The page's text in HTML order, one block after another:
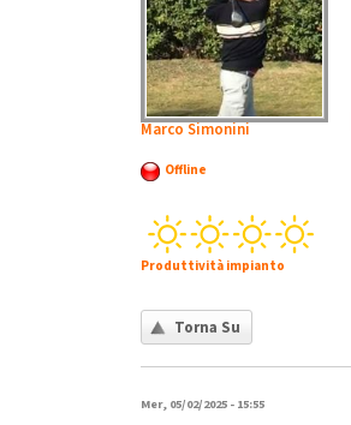
Marco Simonini
Offline
Produttività impianto
Torna Su
Mer, 05/02/2025 - 15:55